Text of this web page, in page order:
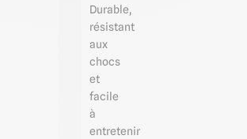
Durable,
résistant
aux
chocs
et
facile
à
entretenir